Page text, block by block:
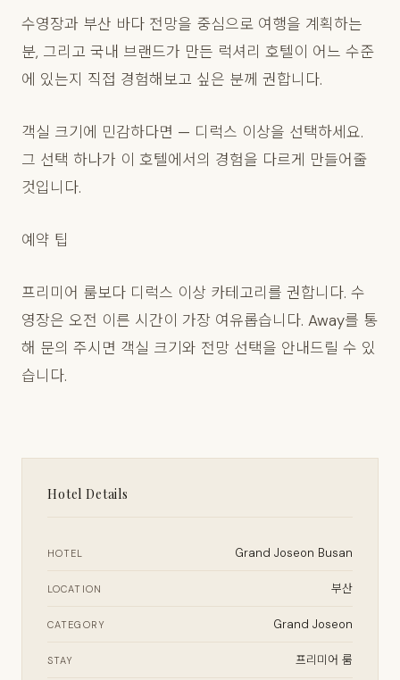
수영장과 부산 바다 전망을 중심으로 여행을 계획하는
분, 그리고 국내 브랜드가 만든 럭셔리 호텔이 어느 수준
에 있는지 직접 경험해보고 싶은 분께 권합니다.
객실 크기에 민감하다면 — 디럭스 이상을 선택하세요.
그 선택 하나가 이 호텔에서의 경험을 다르게 만들어줄
것입니다.
예약 팁
프리미어 룸보다 디럭스 이상 카테고리를 권합니다. 수
영장은 오전 이른 시간이 가장 여유롭습니다. Away를 통
해 문의 주시면 객실 크기와 전망 선택을 안내드릴 수 있
습니다.
Hotel Details
HOTEL Grand Joseon Busan
LOCATION 부산
CATEGORY Grand Joseon
STAY 프리미어 룸